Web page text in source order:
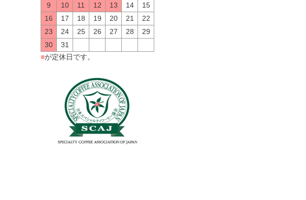
9
10 11 12 13 14
15
16
17 18 19 20 21
22
23
24 25 26 27 28
29
30
31
■が定休日です。